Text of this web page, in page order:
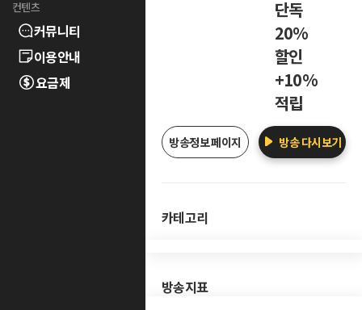
컨텐츠
커뮤니티
이용안내
요금제
단독
20%
할인
+10%
적립
방송정보 페이지 방송 다시보기
카테고리
방송지표